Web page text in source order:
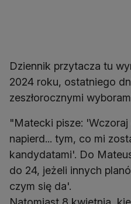
Dziennik przytacza tu
2024 roku, ostatniego
zeszłorocznymi
"Matecki pisze: 'Wczoraj
napierd... tym, co mi
kandydatami'. Do
do 24, jeżeli innych
czym się da'.